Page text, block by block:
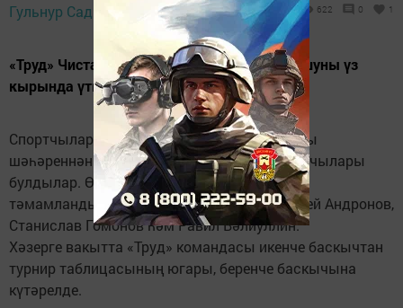
Гульнур Садыкова, 10 июль 2018 - 15:43 622 0 1
«Труд» Чистай командасы чираттагы очрашуны үз
кырында үткәрде.
Спортчыларыбызның көн­дәшләре Яр Чаллы
шәһәреннән «КамАЗ-М» командасы футболчылары
булдылар. Өйдә үткән матч 3:2 исәбе белән
тәмамланды. Голларның авторлары - Андрей Андронов,
Станислав Гомонов һәм Равил Вәлиуллин.
Хәзерге вакытта «Труд» командасы икенче баскычтан
турнир таблицасының югары, беренче баскычына
күтәрелде.